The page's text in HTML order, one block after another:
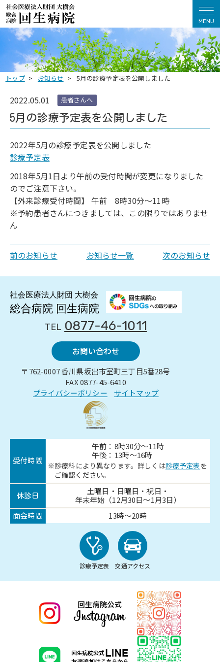
MENU
トップ お知らせ 5月の診療予定表を公開しました
2022.05.01 患者さんへ
5月の診療予定表を公開しました
2022年5月の診療予定表を公開しました
診療予定表
2018年5月1日より午前の受付時間が変更になりました
のでご注意下さい。
【外来診療受付時間】 午前 8時30分～11時
※予約患者さんにつきましては、この限りではありませ
ん
前のお知らせ お知らせ一覧 次のお知らせ
TEL 0877-46-1011
お問い合わせ
〒762-0007 香川県坂出市室町三丁目5番28号
FAX 0877-45-6410
プライバシーポリシー
サイトマップ
受付時間
午前：8時30分～11時
午後：13時～16時
診療科により異なります。詳しくは診療予定表を
ご確認ください。
休診日
土曜日・日曜日・祝日・
年末年始（12月30日～1月3日）
面会時間 13時～20時
診療予定表 交通アクセス